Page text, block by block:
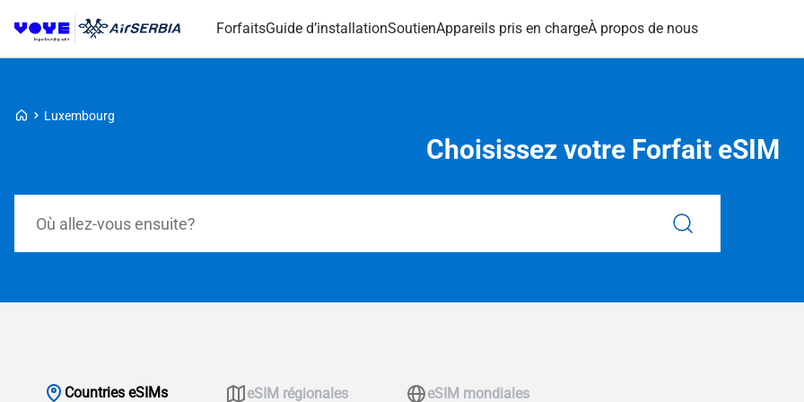
ForfaitsGuide d’installationSoutienAppareils pris en chargeÀ propos de nous
Voye Homepage
Luxembourg
Choisissez votre Forfait eSIM
Countries eSIMs eSIM régionales eSIM mondiales